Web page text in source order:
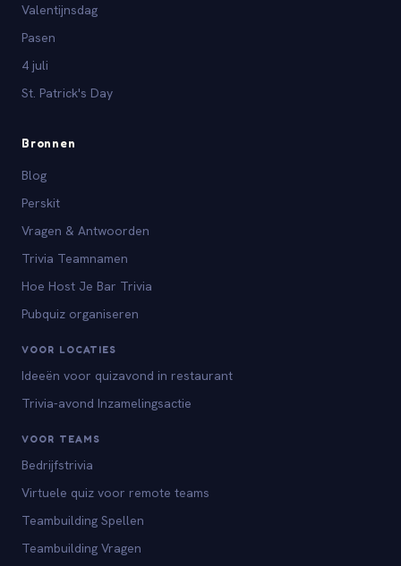
Valentijnsdag
Pasen
4 juli
St. Patrick's Day
Bronnen
Blog
Perskit
Vragen & Antwoorden
Trivia Teamnamen
Hoe Host Je Bar Trivia
Pubquiz organiseren
VOOR LOCATIES
Ideeën voor quizavond in restaurant
Trivia-avond Inzamelingsactie
VOOR TEAMS
Bedrijfstrivia
Virtuele quiz voor remote teams
Teambuilding Spellen
Teambuilding Vragen